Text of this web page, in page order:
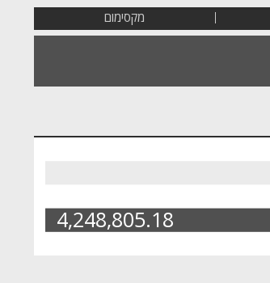
מקסימום
4,248,805.18